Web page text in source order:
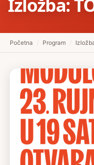
Izložba:
Početna Program